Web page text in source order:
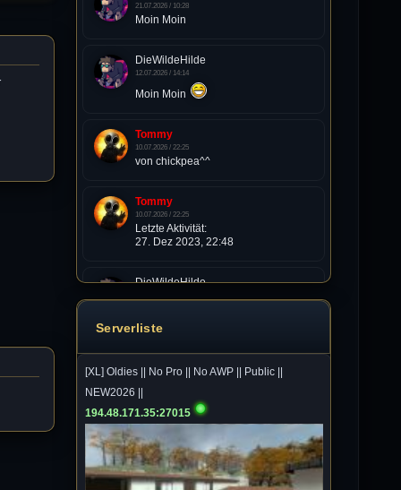
21.07.2026 / 10:28
Moin Moin
DieWildeHilde
12.07.2026 / 14:14
Moin Moin
Tommy
10.07.2026 / 22:25
von chickpea^^
Tommy
10.07.2026 / 22:25
Letzte Aktivität:
27. Dez 2023, 22:48
DieWildeHilde
DieWildeHilde
10.07.2026 / 10:08
Hallo meine Lieben!
10.07.2026 / 00:34
Alles gute chickpea
Serverliste
[XL] Oldies || No Pro || No AWP || Public ||
NEW2026 ||
194.48.171.35:27015